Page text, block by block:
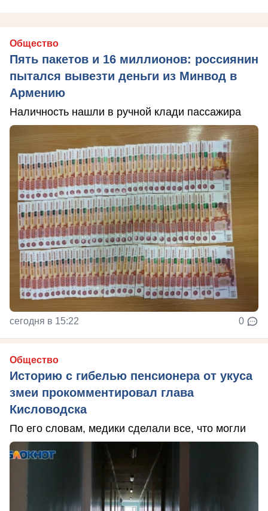
Общество
Пять пакетов и 16 миллионов: россиянин
пытался вывезти деньги из Минвод в
Армению
Наличность нашли в ручной клади пассажира
сегодня в 15:22 0
Общество
Историю с гибелью пенсионера от укуса
змеи прокомментировал глава
Кисловодска
По его словам, медики сделали все, что могли